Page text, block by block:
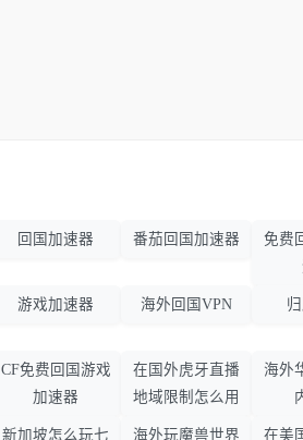
回国加速器 番茄回国加速器
免费
游戏加速器 海外回国VPN
CF免费回国游戏
加速器
在国外虎牙直播
地域限制怎么用
海外
新加坡怎么玩七 海外玩魔兽世界 在美